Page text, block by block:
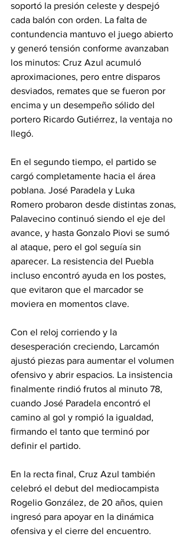
soportó la presión celeste y despejó
cada balón con orden. La falta de
contundencia mantuvo el juego abierto
y generó tensión conforme avanzaban
los minutos: Cruz Azul acumuló
aproximaciones, pero entre disparos
desviados, remates que se fueron por
encima y un desempeño sólido del
portero Ricardo Gutiérrez, la ventaja no
llegó.
En el segundo tiempo, el partido se
cargó completamente hacia el área
poblana. José Paradela y Luka
Romero probaron desde distintas zonas,
Palavecino continuó siendo el eje del
avance, y hasta Gonzalo Piovi se sumó
al ataque, pero el gol seguía sin
aparecer. La resistencia del Puebla
incluso encontró ayuda en los postes,
que evitaron que el marcador se
moviera en momentos clave.
Con el reloj corriendo y la
desesperación creciendo, Larcamón
ajustó piezas para aumentar el volumen
ofensivo y abrir espacios. La insistencia
finalmente rindió frutos al minuto 78,
cuando José Paradela encontró el
camino al gol y rompió la igualdad,
firmando el tanto que terminó por
definir el partido.
En la recta final, Cruz Azul también
celebró el debut del mediocampista
Rogelio González, de 20 años, quien
ingresó para apoyar en la dinámica
ofensiva y el cierre del encuentro.